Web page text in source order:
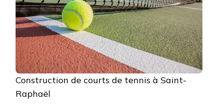
Construction de courts de tennis à Saint-
Raphaël